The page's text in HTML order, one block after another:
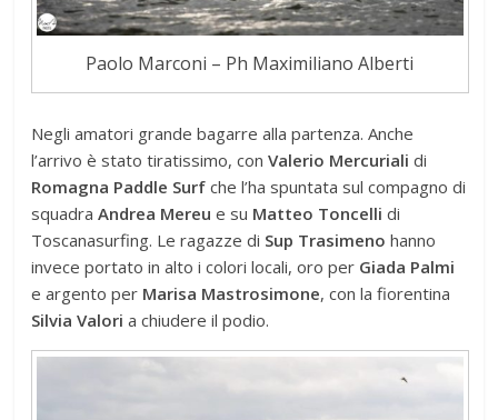
Paolo Marconi – Ph Maximiliano Alberti
Negli amatori grande bagarre alla partenza. Anche
l’arrivo è stato tiratissimo, conValerio Mercuriali di
Romagna Paddle Surf che l’ha spuntata sul compagno di
squadraAndrea Mereu e su Matteo Toncelli di
Toscanasurfing. Le ragazze di Sup Trasimeno hanno
invece portato in alto i colori locali, oro per Giada Palmi
e argento per Marisa Mastrosimone, con la fiorentina
Silvia Valori a chiudere il podio.